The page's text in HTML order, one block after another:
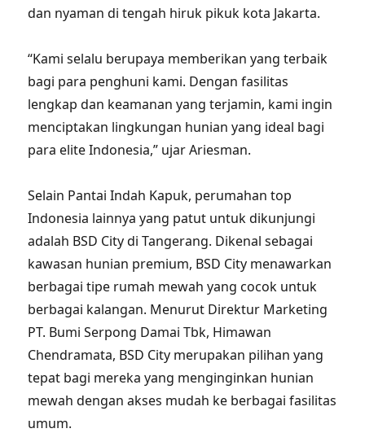
dan nyaman di tengah hiruk pikuk kota Jakarta.
“Kami selalu berupaya memberikan yang terbaik
bagi para penghuni kami. Dengan fasilitas
lengkap dan keamanan yang terjamin, kami ingin
menciptakan lingkungan hunian yang ideal bagi
para elite Indonesia,” ujar Ariesman.
Selain Pantai Indah Kapuk, perumahan top
Indonesia lainnya yang patut untuk dikunjungi
adalah BSD City di Tangerang. Dikenal sebagai
kawasan hunian premium, BSD City menawarkan
berbagai tipe rumah mewah yang cocok untuk
berbagai kalangan. Menurut Direktur Marketing
PT. Bumi Serpong Damai Tbk, Himawan
Chendramata, BSD City merupakan pilihan yang
tepat bagi mereka yang menginginkan hunian
mewah dengan akses mudah ke berbagai fasilitas
umum.